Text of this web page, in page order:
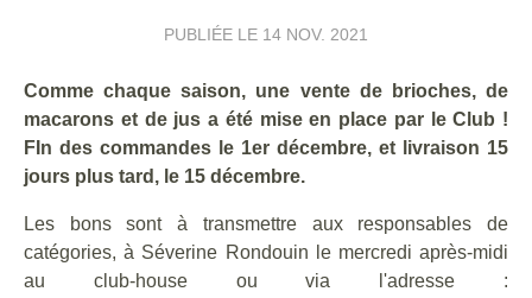
PUBLIÉE LE 14 NOV. 2021
Comme chaque saison, une vente de brioches, de
macarons et de jus a été mise en place par le Club !
FIn des commandes le 1er décembre, et livraison 15
jours plus tard, le 15 décembre.
Les bons sont à transmettre aux responsables de
catégories, à Séverine Rondouin le mercredi après-midi
au club-house ou via l'adresse :